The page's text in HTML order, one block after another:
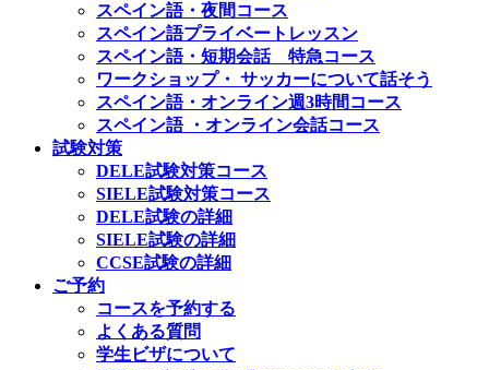
スペイン語・夜間コース
スペイン語プライベートレッスン
スペイン語・短期会話 特急コース
ワークショップ・ サッカーについて話そう
スペイン語・オンライン週3時間コース
スペイン語 ・オンライン会話コース
試験対策
DELE試験対策コース
SIELE試験対策コース
DELE試験の詳細
SIELE試験の詳細
CCSE試験の詳細
ご予約
コースを予約する
よくある質問
学生ビザについて